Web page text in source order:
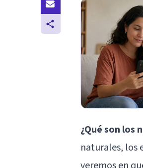
¿Qué son los
naturales, los